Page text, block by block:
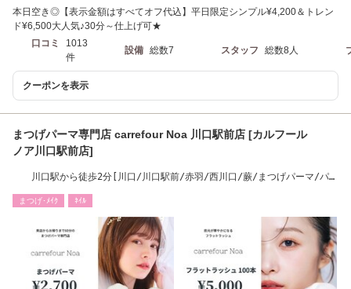
本日空き◎【表示金額はすべてオフ代込】平日限定シンプル¥4,200＆トレン
ド¥6,500大人気♪30分～仕上げ可★
口コミ
1013
件
設備 総数7 スタッフ 総数8人
クーポンを表示
まつげパーマ専門店 carrefour Noa 川口駅前店 [カルフール
ノア川口駅前店]
川口駅から徒歩2分[川口/川口駅前/赤羽/西川口/蕨/まつげパーマ/パリ
まつげ･ﾒｲｸ ﾈｲﾙ